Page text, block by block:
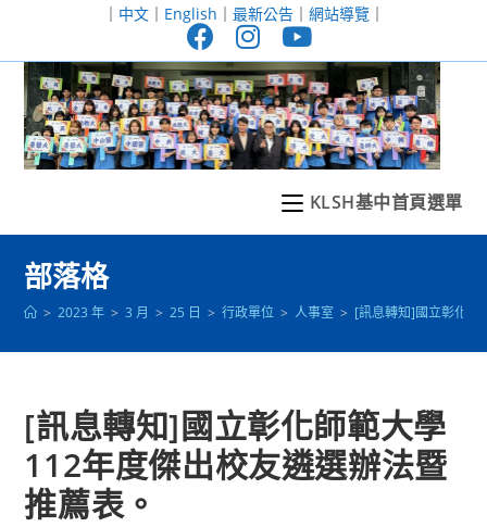
至
｜ 中文｜ English ｜ 最新公告｜ 網站導覽｜
KLSH基中首頁選單
部落格
> 2023 年 > 3 月 > 25 日 > 行政單位 > 人事室 > [訊息轉知]國立彰化師
[訊息轉知]國立彰化師範大學
112年度傑出校友遴選辦法暨
推薦表。